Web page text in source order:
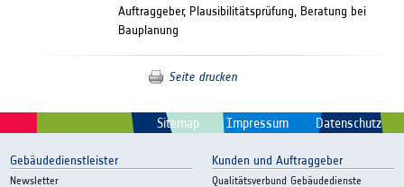
Auftraggeber, Plausibilitätsprüfung, Beratung bei
Bauplanung
Seite drucken
Sitemap Impressum Datenschutz
Gebäudedienstleister
Newsletter
Kunden und Auftraggeber
Qualitätsverbund Gebäudedienste